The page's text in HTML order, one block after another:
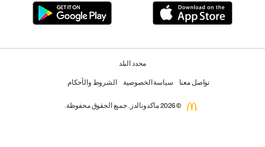
محدد البلد
تواصل معنا سياسة الخصوصية الشروط والأحكام
© 2026 ماكدونالدز. جميع الحقوق محفوظة.